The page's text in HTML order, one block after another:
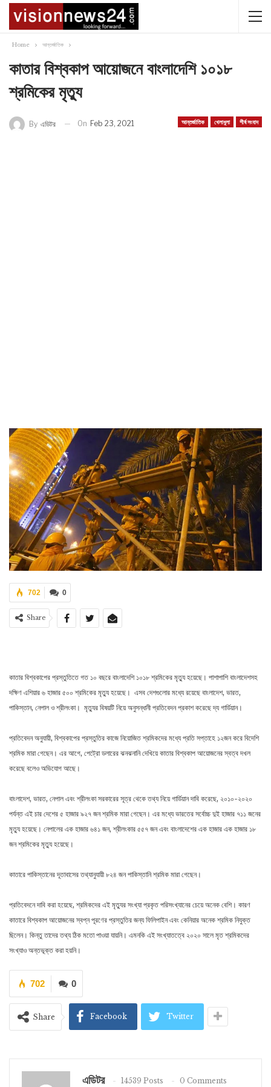
Home আন্তর্জাতিক
কাতার বিশ্বকাপ আয়োজনে বাংলাদেশি ১০১৮
শ্রমিকের মৃত্যু
আন্তর্জাতিক খেলাধুলা শীর্ষ সংবাদ
By এডিটর On Feb 23, 2021
0
702
Share
কাতার বিশ্বকাপের প্রস্তুতিতে গত ১০ বছরে বাংলাদেশি ১০১৮ শ্রমিকের মৃত্যু হয়েছে। পাশাপাশি বাংলাদেশসহ
দক্ষিণ এশিয়ার ৬ হাজার ৫০০ শ্রমিকের মৃত্যু হয়েছে। এসব দেশগুলোর মধ্যে রয়েছে বাংলাদেশ, ভারত,
পাকিস্তান, নেপাল ও শ্রীলংকা। মৃত্যুর বিষয়টি নিয়ে অনুসন্ধানী প্রতিবেদন প্রকাশ করেছে দ্য গার্ডিয়ান।
প্রতিবেদন অনুযায়ী, বিশ্বকাপের প্রস্তুতির কাজে নিয়োজিত শ্রমিকদের মধ্যে প্রতি সপ্তাহে ১২জন করে বিদেশি
শ্রমিক মারা গেছেন। এর আগে, পেট্রো ডলারের ঝনঝনানি দেখিয়ে কাতার বিশ্বকাপ আয়োজনের স্বত্ব দখল
করেছে বলেও অভিযোগ আছে।
বাংলাদেশ, ভারত, নেপাল এবং শ্রীলংকা সরকারের সূত্র থেকে তথ্য নিয়ে গার্ডিয়ান দাবি করেছে, ২০১০-২০২০
পর্যন্ত এই চার দেশের ৫ হাজার ৯২৭ জন শ্রমিক মারা গেছেন। এর মধ্যে ভারতের সর্বোচ্চ দুই হাজার ৭১১ জনের
মৃত্যু হয়েছে। নেপালের এক হাজার ৬৪১ জন, শ্রীলংকার ৫৫৭ জন এবং বাংলাদেশের এক হাজার এক হাজার ১৮
জন শ্রমিকের মৃত্যু হয়েছে।
কাতারে পাকিস্তানের দূতাবাসের তথ্যানুযায়ী ৮২৪ জন পাকিস্তানি শ্রমিক মারা গেছেন।
প্রতিবেদনে দাবি করা হয়েছে, শ্রমিকদের এই মৃত্যুর সংখ্যা প্রকৃত পরিসংখ্যানের চেয়ে অনেক বেশি। কারণ
কাতারে বিশ্বকাপ আয়োজনের স্বপ্ন পূরণের প্রস্তুতির জন্য ফিলিপাইন এবং কেনিয়ার অনেক শ্রমিক নিযুক্ত
ছিলেন। কিন্তু তাদের তথ্য ঠিক মতো পাওয়া যায়নি। এমনকি এই সংখ্যাতত্বে ২০২০ সালে মৃত শ্রমিকদের
সংখ্যাও অন্তভূক্ত করা হয়নি।
0
702
Share Facebook Twitter
এডিটর 14539 Posts 0 Comments